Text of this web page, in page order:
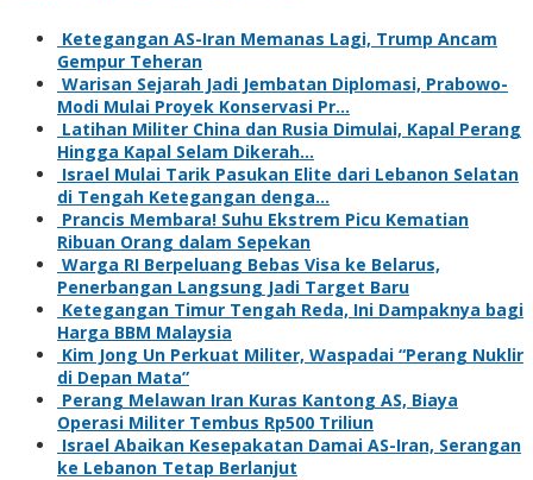
Ketegangan AS-Iran Memanas Lagi, Trump Ancam
Gempur Teheran
Warisan Sejarah Jadi Jembatan Diplomasi, Prabowo-
Modi Mulai Proyek Konservasi Pr…
Latihan Militer China dan Rusia Dimulai, Kapal Perang
Hingga Kapal Selam Dikerah…
Israel Mulai Tarik Pasukan Elite dari Lebanon Selatan
di Tengah Ketegangan denga…
Prancis Membara! Suhu Ekstrem Picu Kematian
Ribuan Orang dalam Sepekan
Warga RI Berpeluang Bebas Visa ke Belarus,
Penerbangan Langsung Jadi Target Baru
Ketegangan Timur Tengah Reda, Ini Dampaknya bagi
Harga BBM Malaysia
Kim Jong Un Perkuat Militer, Waspadai “Perang Nuklir
di Depan Mata”
Perang Melawan Iran Kuras Kantong AS, Biaya
Operasi Militer Tembus Rp500 Triliun
Israel Abaikan Kesepakatan Damai AS-Iran, Serangan
ke Lebanon Tetap Berlanjut